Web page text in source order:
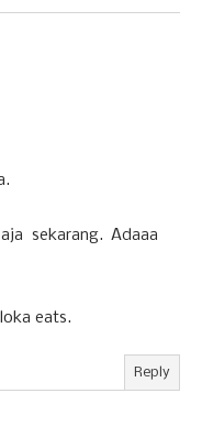
sekarang. Adaaa
eats.
Reply